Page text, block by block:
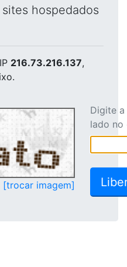
hospedados
216.73.216.137,
[trocar imagem]
Digite
lado no